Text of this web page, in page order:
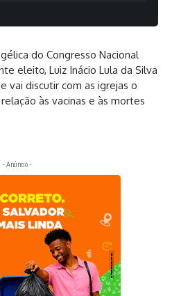
do Congresso Nacional
eleito, Luiz Inácio Lula da Silva
vai discutir com as igrejas o
às vacinas e às mortes
- Anúncio -